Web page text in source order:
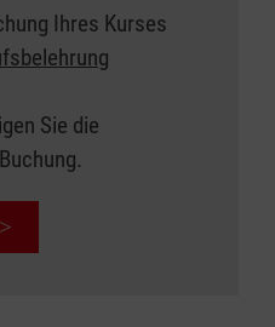
Ihres Kurses
Sie die